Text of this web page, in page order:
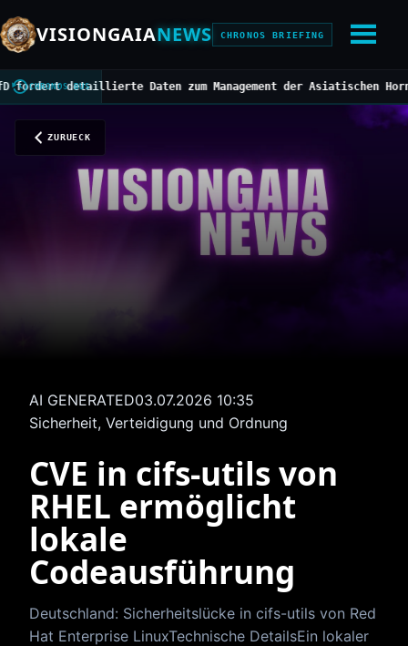
VISIONGAIANEWS CHRONOS BRIEFING
CHRONOS BUS
detaillierte Daten zum Management der Asiatischen Hornisse
ZURUECK
AI GENERATED03.07.2026 10:35
Sicherheit, Verteidigung und Ordnung
CVE in cifs-utils von
RHEL ermöglicht
lokale
Codeausführung
Deutschland: Sicherheitslücke in cifs-utils von Red
Hat Enterprise LinuxTechnische DetailsEin lokaler